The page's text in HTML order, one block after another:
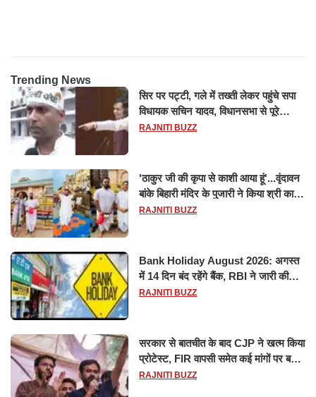
Trending News
सिर पर पट्टी, गले में तख्ती लेकर पहुंचे सपा
विधायक सचिन यादव, विधानसभा से पूरे
मानसून सत्र के लिए किया गया निलंबित
RAJNITI BUZZ
'ठाकुर जी की कृपा से काशी आया हूं'...वृंदावन
बांके बिहारी मंदिर के पुजारी ने किया श्री काशी
विश्वनाथ का जलाभिषेक
RAJNITI BUZZ
Bank Holiday August 2026: अगस्त
में 14 दिन बंद रहेंगे बैंक, RBI ने जारी की
छुट्टियों की लिस्ट​​​​​​​
RAJNITI BUZZ
सरकार से बातचीत के बाद CJP ने खत्म किया
प्रोटेस्ट, FIR वापसी समेत कई मांगों पर बनी
सहमति
RAJNITI BUZZ